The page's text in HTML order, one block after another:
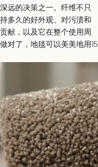
远的决策之一。纤维不只
多久的好外观、对污渍和
献，以及它在整个使用周
对了，地毯可以美美地用15